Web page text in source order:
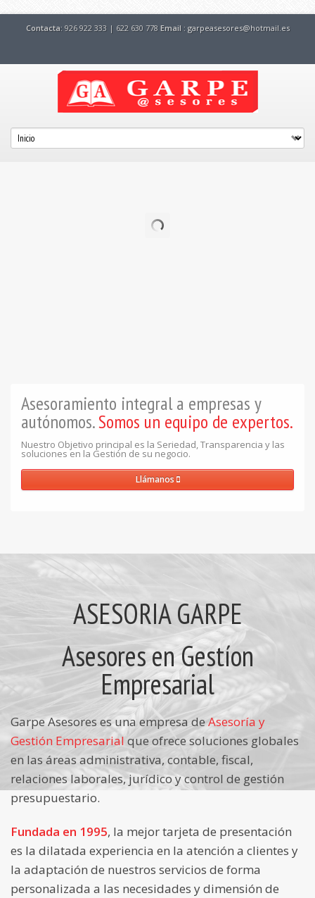
Contacta: 926 922 333 | 622 630 778 Email : garpeasesores@hotmail.es
Asesoramiento integral a empresas y
autónomos.Somos un equipo de expertos.
Nuestro Objetivo principal es la Seriedad, Transparencia y las
soluciones en la Gestión de su negocio.
Llámanos
ASESORIA GARPE
Asesores en Gestíon
Empresarial
Garpe Asesores es una empresa deAsesoría y
Gestión Empresarial que ofrece soluciones globales
en las áreas administrativa, contable, fiscal,
relaciones laborales, jurídico y control de gestión
presupuestario.
Fundada en 1995, la mejor tarjeta de presentación
es la dilatada experiencia en la atención a clientes y
la adaptación de nuestros servicios de forma
personalizada a las necesidades y dimensión de